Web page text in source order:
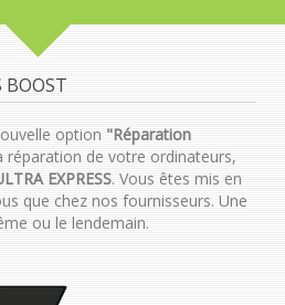
BOOST
option "Réparation
réparation de votre ordinateurs,
EXPRESS. Vous êtes mis en
que chez nos fournisseurs. Une
ou le lendemain.